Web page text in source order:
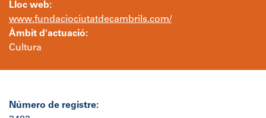
Lloc web:
www.fundaciociutatdecambrils.com/
Àmbit d'actuació:
Cultura
Número de registre: